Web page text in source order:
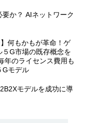
か？ AIネットワーク
何もかもが革命！ゲ
G市場の既存概念を
年のライセンス費用も
モデル
モデルを成功に導